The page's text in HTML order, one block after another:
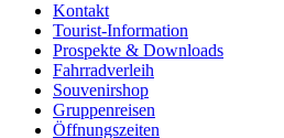
Kontakt
Tourist-Information
Prospekte & Downloads
Fahrradverleih
Souvenirshop
Gruppenreisen
Öffnungszeiten